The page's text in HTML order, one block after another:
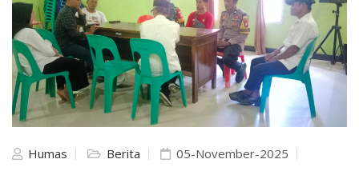
Humas Berita 05-November-2025